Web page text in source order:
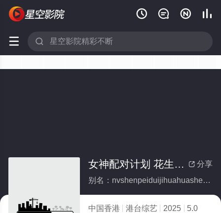
   
 
 分享
女神配对计划 花生抢先看(全集)
别名：nvshenpeiduijihuahuashengqiangxiankan
中国香港 港台综艺 2025
5.0